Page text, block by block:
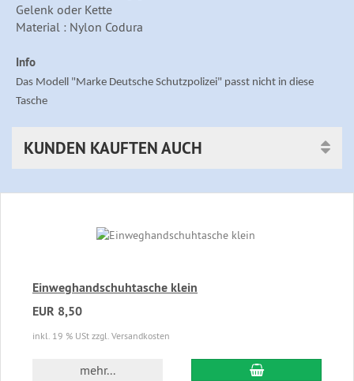
Gelenk oder Kette
Material : Nylon Codura
Info
Das Modell "Marke Deutsche Schutzpolizei" passt nicht in diese
Tasche
KUNDEN KAUFTEN AUCH
Einweghandschuhtasche klein
EUR 8,50
inkl. 19 % USt zzgl. Versandkosten
mehr... In den